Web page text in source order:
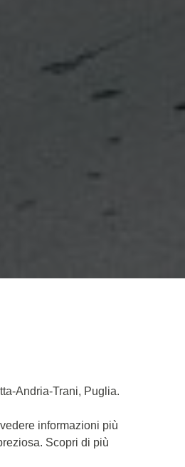
Andria-Trani, Puglia.
informazioni più
Scopri di più